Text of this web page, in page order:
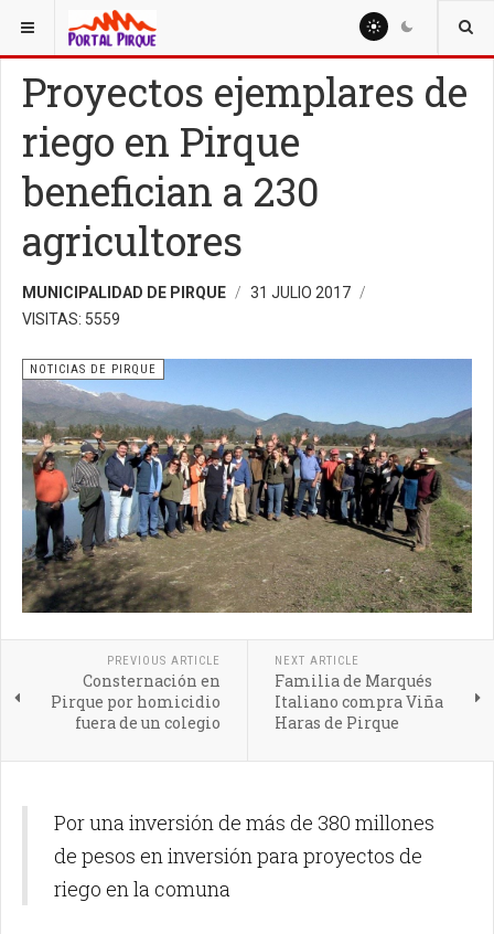
ESTÁ AQUÍ: NOTICIAS
Proyectos ejemplares de
riego en Pirque
benefician a 230
agricultores
MUNICIPALIDAD DE PIRQUE
31 JULIO 2017
VISITAS: 5559
NOTICIAS DE PIRQUE
PREVIOUS ARTICLE
Consternación en
Pirque por homicidio
fuera de un colegio
NEXT ARTICLE
Familia de Marqués
Italiano compra Viña
Haras de Pirque
Por una inversión de más de 380 millones
de pesos en inversión para proyectos de
riego en la comuna